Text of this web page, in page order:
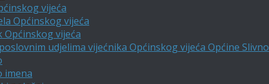
vijeća
Općinskog vijeća
Općinskog vijeća
udjelima vijećnika Općinskog vijeća Općine Slivno
imena